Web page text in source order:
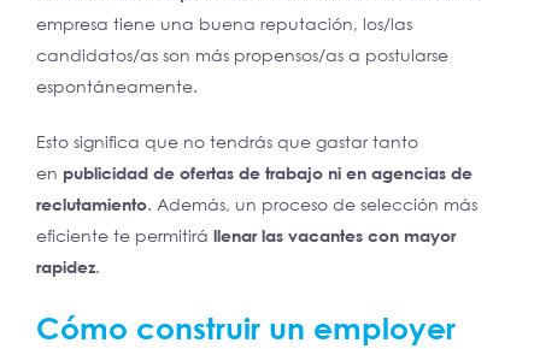
empresa tiene una buena reputación, los/las
candidatos/as son más propensos/as a postularse
espontáneamente.
Esto significa que no tendrás que gastar tanto
en publicidad de ofertas de trabajo ni en agencias de
reclutamiento. Además, un proceso de selección más
eficiente te permitirá llenar las vacantes con mayor
rapidez.
Cómo construir un employer